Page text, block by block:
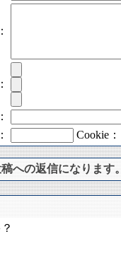
Cookie：
への返信になります